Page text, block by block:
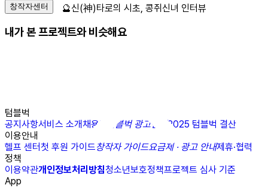
창작자센터
내가 본 프로젝트와 비슷해요
텀블벅
공지사항서비스 소개채용N 텀블벅 광고센터
2025 텀블벅 결산
이용안내
헬프 센터첫 후원 가이드창작자 가이드요금제 · 광고 안내제휴·협력
정책
이용약관개인정보처리방침청소년보호정책프로젝트 심사 기준
App
🔮신(神)타로의 시초, 콩쥐신녀 인터뷰